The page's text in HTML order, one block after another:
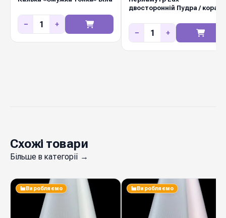
Виробник
Замовляйте у Diamond Pack — стабільна
− +
двосторонній Пудра / корал
− +
Схожі товари
Більше в категорії →
Виробляємо Виробляємо